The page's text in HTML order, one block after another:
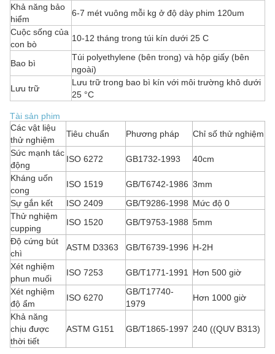
Khả năng bảo
hiểm
6-7 mét vuông mỗi kg ở độ dày phim 120um
Cuộc sống của
con bò
10-12 tháng trong túi kín dưới 25 C
Bao bì
Túi polyethylene (bên trong) và hộp giấy (bên
ngoài)
Lưu trữ
Lưu trữ trong bao bì kín với môi trường khô dưới
25 °C
Tài sản phim
Các vật liệu
thử nghiệm
Tiêu chuẩn Phương pháp
Chỉ số thử nghiệm
Sức mạnh tác
động
ISO 6272 GB1732-1993
40cm
Kháng uốn
cong
ISO 1519 GB/T6742-1986 3mm
Sự gắn kết
ISO 2409 GB/T9286-1998 Mức độ 0
Thử nghiệm
cupping
ISO 1520 GB/T9753-1988 5mm
Độ cứng bút
chì
ASTM D3363 GB/T6739-1996 H-2H
Xét nghiệm
phun muối
ISO 7253 GB/T1771-1991 Hơn 500 giờ
Xét nghiệm
độ ẩm
ISO 6270
GB/T17740-
1979
Hơn 1000 giờ
Khả năng
chịu được
thời tiết
ASTM G151 GB/T1865-1997 240 ((QUV B313)